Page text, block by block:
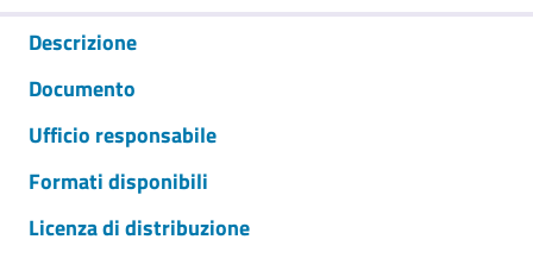
Descrizione
Documento
Ufficio responsabile
Formati disponibili
Licenza di distribuzione